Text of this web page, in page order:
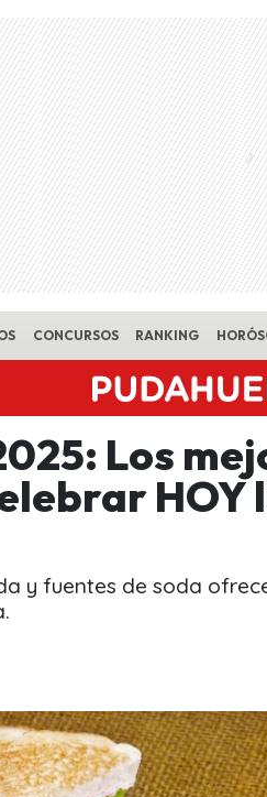
CONCURSOS RANKING
Los
HOY
y fuentes de soda